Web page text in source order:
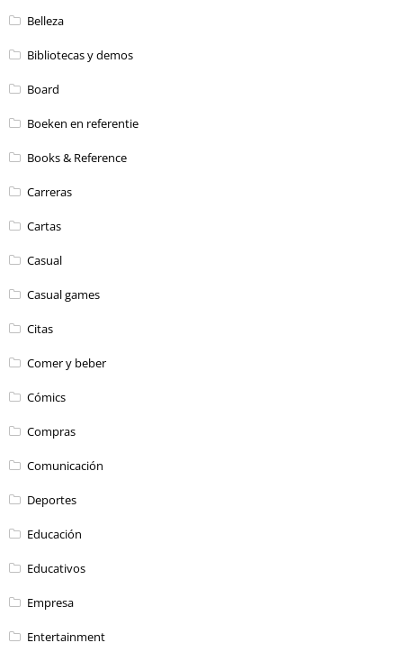
Belleza
Bibliotecas y demos
Board
Boeken en referentie
Books & Reference
Carreras
Cartas
Casual
Casual games
Citas
Comer y beber
Cómics
Compras
Comunicación
Deportes
Educación
Educativos
Empresa
Entertainment